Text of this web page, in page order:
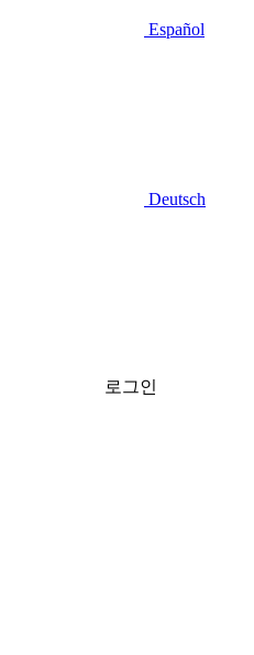
Español
Deutsch
로그인